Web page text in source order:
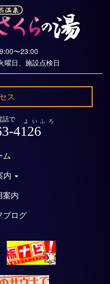
〜23:00
曜日、施設点検日
ス
話で よいふろ
4126
ム
内
案内
ブログ